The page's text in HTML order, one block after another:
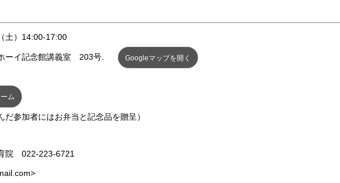
土）14:00-17:00
ーイ記念館講義室 203号. Googleマップを開く
ム
だ参加者にはお弁当と記念品を贈呈）
院 022-223-6721